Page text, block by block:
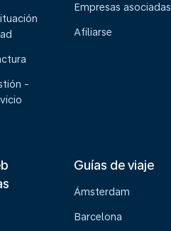
-
Empresas asociadas
Afiliarse
Guías de viaje
Ámsterdam
Barcelona